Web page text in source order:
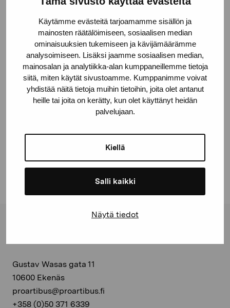
Käytämme evästeitä tarjoamamme sisällön ja
mainosten räätälöimiseen, sosiaalisen median
ominaisuuksien tukemiseen ja kävijämäärämme
analysoimiseen. Lisäksi jaamme sosiaalisen median,
mainosalan ja analytiikka-alan kumppaneillemme tietoja
siitä, miten käytät sivustoamme. Kumppanimme voivat
yhdistää näitä tietoja muihin tietoihin, joita olet antanut
heille tai joita on kerätty, kun olet käyttänyt heidän
palvelujaan.
Kiellä
Salli kaikki
Näytä tiedot
Olja på duk
© Kuvasto 2026
Linkedin
Gustav Wasas gata 11
10600 Ekenäs
proartibus@proartibus.fi
+358 (0)50 371 6339